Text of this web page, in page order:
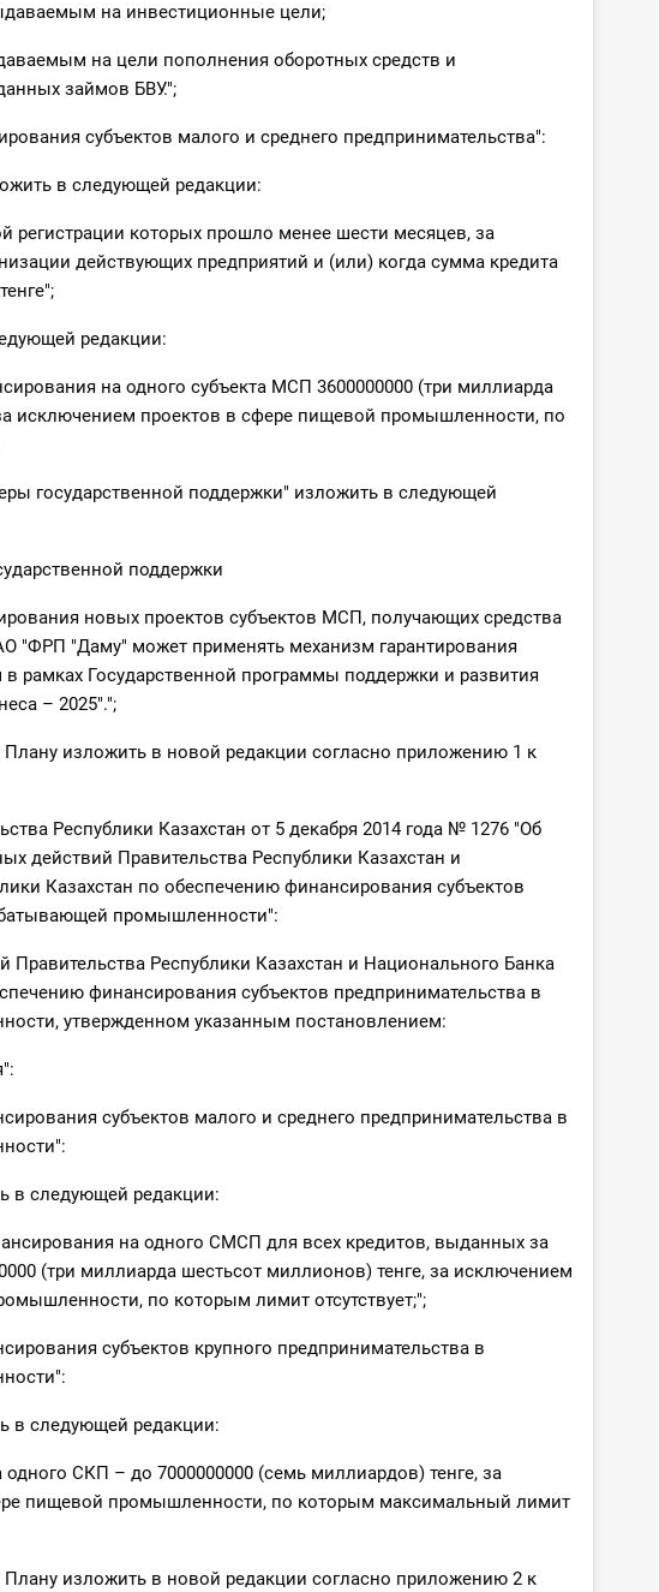
на инвестиционные цели;
на цели пополнения оборотных средств и
займов БВУ.";
субъектов малого и среднего предпринимательства":
в следующей редакции:
регистрации которых прошло менее шести месяцев, за
действующих предприятий и (или) когда сумма кредита
редакции:
на одного субъекта МСП 3600000000 (три миллиарда
исключением проектов в сфере пищевой промышленности, по
государственной поддержки" изложить в следующей
поддержки
новых проектов субъектов МСП, получающих средства
"ФРП "Даму" может применять механизм гарантирования
рамках Государственной программы поддержки и развития
– 2025".";
Плану изложить в новой редакции согласно приложению 1 к
Республики Казахстан от 5 декабря 2014 года № 1276 "Об
действий Правительства Республики Казахстан и
Казахстан по обеспечению финансирования субъектов
промышленности":
Правительства Республики Казахстан и Национального Банка
финансирования субъектов предпринимательства в
утвержденном указанным постановлением:
субъектов малого и среднего предпринимательства в
в следующей редакции:
на одного СМСП для всех кредитов, выданных за
(три миллиарда шестьсот миллионов) тенге, за исключением
по которым лимит отсутствует;";
субъектов крупного предпринимательства в
в следующей редакции:
СКП – до 7000000000 (семь миллиардов) тенге, за
пищевой промышленности, по которым максимальный лимит
Плану изложить в новой редакции согласно приложению 2 к